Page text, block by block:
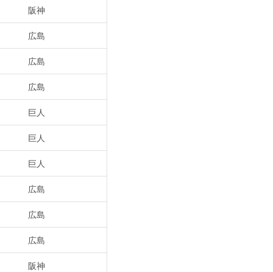
阪神
広島
広島
広島
巨人
巨人
巨人
広島
広島
広島
阪神